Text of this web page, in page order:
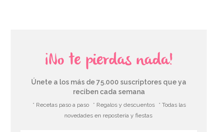
¡No te pierdas nada!
Únete a los más de 75.000 suscriptores que ya
reciben cada semana
* Recetas paso a paso * Regalos y descuentos
* Todas las
novedades en repostería y fiestas